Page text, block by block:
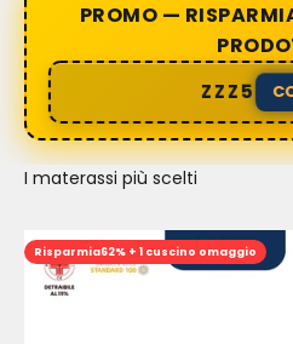
PROMO —
ZZZ5
I materassi più scelti
Risparmia62% + 1 cuscino omaggio